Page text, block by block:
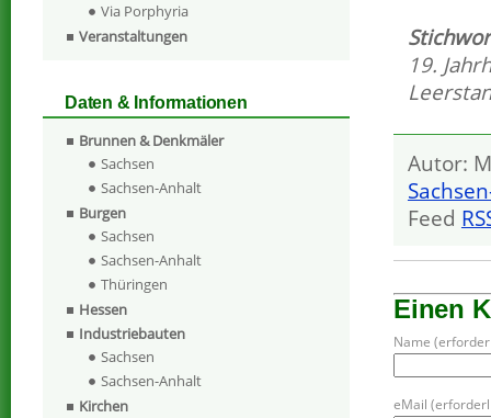
19.
Autor:
Feed
Einen
Name
eMail
Via Porphyria
Veranstaltungen
Daten & Informationen
Brunnen & Denkmäler
Sachsen
Sachsen-Anhalt
Burgen
Sachsen
Sachsen-Anhalt
Thüringen
Hessen
Industriebauten
Sachsen
Sachsen-Anhalt
Kirchen